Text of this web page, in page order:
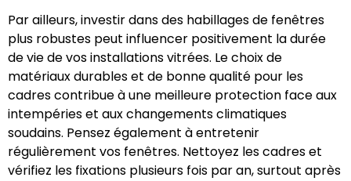
Par ailleurs, investir dans des habillages de fenêtres
plus robustes peut influencer positivement la durée
de vie de vos installations vitrées. Le choix de
matériaux durables et de bonne qualité pour les
cadres contribue à une meilleure protection face aux
intempéries et aux changements climatiques
soudains. Pensez également à entretenir
régulièrement vos fenêtres. Nettoyez les cadres et
vérifiez les fixations plusieurs fois par an, surtout après